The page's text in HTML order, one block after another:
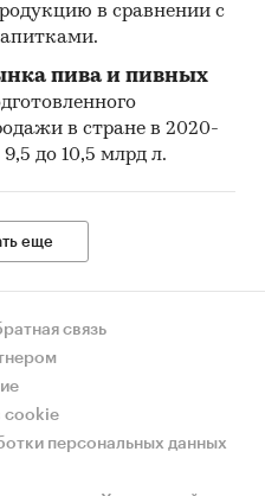
в сравнении с
пива и пивных
в стране в 2020-
до 10,5 млрд л.
еще
связь
cookie
персональных данных